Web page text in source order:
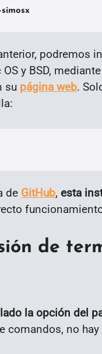
podremos
y BSD, mediante
su página web.
de GitHub, esta
de
la opción del
comandos, no